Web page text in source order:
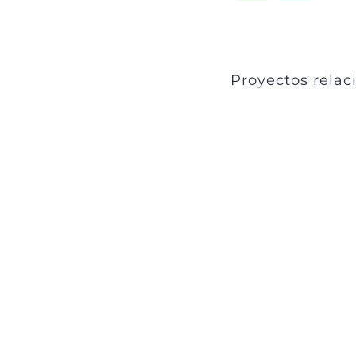
Proyectos